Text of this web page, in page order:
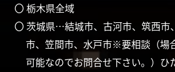
〇 栃木県全域
〇 茨城県…結城市、古河市、筑西市
市、笠間市、水戸市※要相談（場
可能なのでお問合せ下さい。）ひ